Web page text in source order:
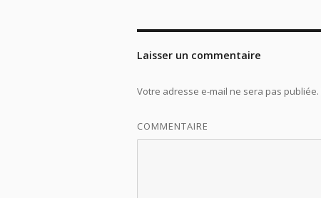
Laisser un commentaire
Votre adresse e-mail ne sera pas publiée.
COMMENTAIRE